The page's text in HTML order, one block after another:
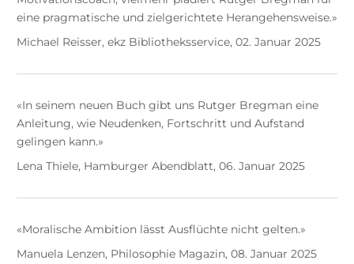
eine pragmatische und zielgerichtete Herangehensweise.»
Michael Reisser, ekz Bibliotheksservice, 02. Januar 2025
«In seinem neuen Buch gibt uns Rutger Bregman eine
Anleitung, wie Neudenken, Fortschritt und Aufstand
gelingen kann.»
Lena Thiele, Hamburger Abendblatt, 06. Januar 2025
«Moralische Ambition lässt Ausflüchte nicht gelten.»
Manuela Lenzen, Philosophie Magazin, 08. Januar 2025